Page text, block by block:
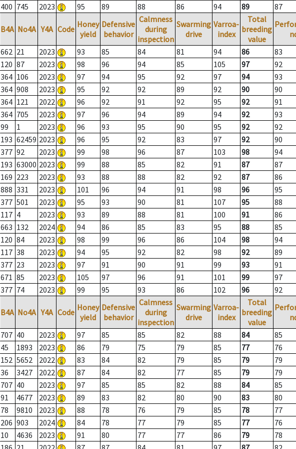
400 745 2023 95 89 88 86 94 89 87
B4A No4A Y4A Code Honey
yield
Defensive
behavior
Calmness
during
inspection
Swarming
drive
Varroa-
index
Total
breeding
value
662 21 2023 93 85 84 81 94 86
83
120 87 2023 98 96 94 85 105 97
92
364 106 2023 97 94 95 92 97 94
93
364 908 2023 95 92 92 89 92 90
90
364 121 2022 96 92 91 92 95 92
91
364 705 2023 97 96 94 89 94 92
93
99 1 2023 96 93 95 90 95 92
92
193 62459 2023 96 95 92 83 97 92
90
377 92 2023 99 98 96 87 103 98
94
193 63000 2023 99 88 85 82 91 87
87
169 223 2023 93 88 88 82 92 87
86
888 331 2023 101 96 94 91 98 96
95
377 501 2023 95 93 90 81 107 95
88
117 4 2023 93 89 88 81 100 91
86
663 132 2024 94 86 85 83 95 88
85
120 84 2023 98 99 96 86 104 98
94
117 38 2023 94 95 92 82 98 92
89
377 23 2023 97 91 90 91 99 93
91
671 85 2023 105 97 96 91 101 99
97
377 74 2023 99 95 93 86 102 96 92
B4A No4A Y4A Code Honey
yield
Defensive
behavior
Calmness
during
inspection
Swarming
drive
Varroa-
index
Total
breeding
value
707 40 2023 97 85 85 82 88 84
85
45 1893 2023 86 79 75 79 85 77
76
152 5652 2022 83 84 82 79 85 79
79
36 3427 2022 87 84 82 77 85 79
79
707 40 2023 97 85 85 82 88 84
85
91 4677 2023 89 83 82 80 90 83
80
78 9810 2023 88 78 76 79 85 78
77
206 903 2024 84 78 77 79 85 77
76
10 4636 2023 91 80 77 77 86 79
78